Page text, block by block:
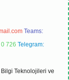
Teams:
726 Telegram:
Teknolojileri ve